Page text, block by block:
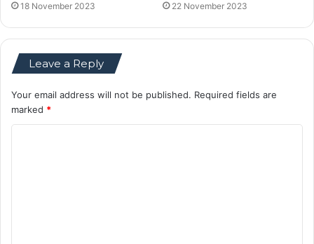
18 November 2023 22 November 2023
Leave a Reply
Your email address will not be published. Required fields are
marked *